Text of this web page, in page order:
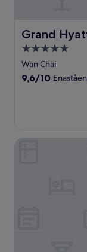
Grand
Grand Hyatt
5.0-
stjärnigt
boende
Wan Chai
9.6
9,6/10